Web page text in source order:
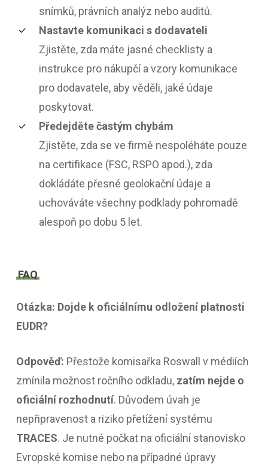
snímků, právních analýz nebo auditů.
Nastavte komunikaci s dodavateli
Zjistěte, zda máte jasné checklisty a
instrukce pro nákupčí a vzory komunikace
pro dodavatele, aby věděli, jaké údaje
poskytovat.
Předejděte častým chybám
Zjistěte, zda se ve firmě nespoléháte pouze
na certifikace (FSC, RSPO apod.), zda
dokládáte přesné geolokační údaje a
uchováváte všechny podklady pohromadě
alespoň po dobu 5 let.
FAQ
Otázka: Dojde k oficiálnímu odložení platnosti
EUDR?
Odpověď: Přestože komisařka Roswall v médiích
zmínila možnost ročního odkladu, zatím nejde o
oficiální rozhodnutí. Důvodem úvah je
nepřipravenost a riziko přetížení systému
TRACES. Je nutné počkat na oficiální stanovisko
Evropské komise nebo na případné úpravy